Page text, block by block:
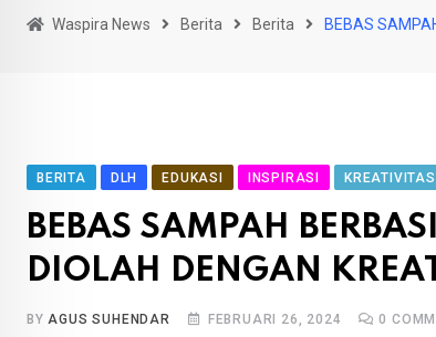
Waspira News Berita Berita BEBAS
BERITA DLH EDUKASI INSPIRASI KREATIVITAS
BEBAS SAMPAH
DIOLAH DENGAN
BYAGUS SUHENDAR FEBRUARI 26, 2024 0